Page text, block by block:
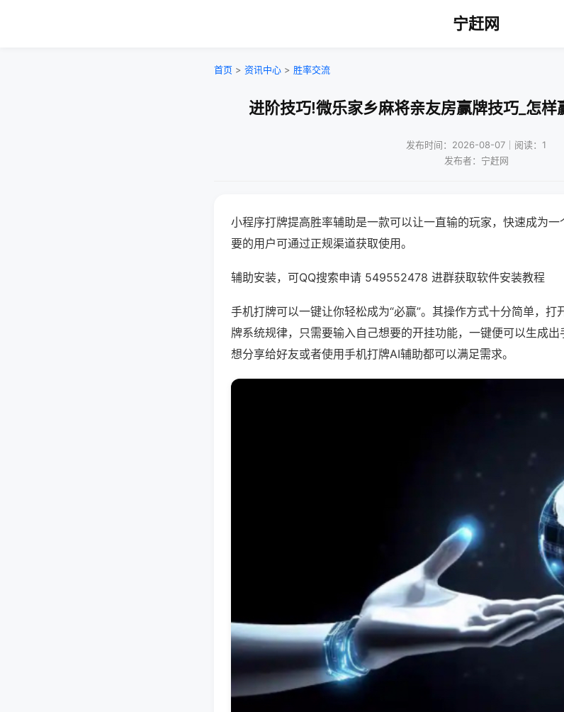
宁赶网
首页 > 资讯中心 > 胜率交流
进阶技巧!微乐家乡麻将亲友房赢牌技巧_怎
发布时间：2026-08-07｜阅读：1
发布者：宁赶网
小程序打牌提高胜率辅助是一款可以让一直输的玩家，快速成为一
要的用户可通过正规渠道获取使用。
辅助安装，可QQ搜索申请 549552478 进群获取软件安装教程
手机打牌可以一键让你轻松成为“必赢”。其操作方式十分简单，
牌系统规律，只需要输入自己想要的开挂功能，一键便可以生成
想分享给好友或者使用手机打牌AI辅助都可以满足需求。